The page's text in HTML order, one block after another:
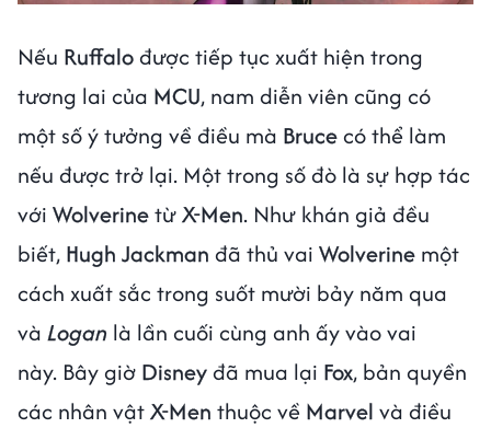
Nếu Ruffalođược tiếp tục xuất hiện trong
tương lai của MCU, nam diễn viên cũng có
một số ý tưởng về điều mà Brucecó thể làm
nếu được trở lại. Một trong số đò là sự hợp tác
với WolverinetừX-Men. Như khán giả đều
biết, Hugh Jackman đã thủ vai Wolverine một
cách xuất sắc trong suốt mười bảy năm qua
và Logan là lần cuối cùng anh ấy vào vai
này. Bây giờ Disneyđã mua lại Fox, bản quyền
các nhân vậtX-Men thuộc về Marvel và điều